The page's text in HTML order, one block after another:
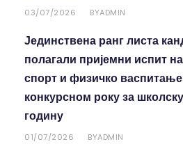
03/07/2026 BYADMIN
Јединствена ранг листа
полагали пријемни испит
спорт и физичко
конкурсном року за
годину
01/07/2026 BYADMIN